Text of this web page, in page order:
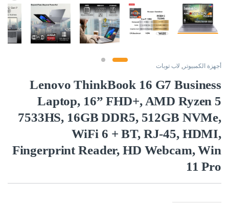
أجهزة الكمبيوتر , لاب توبات
Lenovo ThinkBook 16 G7 Business
Laptop, 16” FHD+, AMD Ryzen 5
7533HS, 16GB DDR5, 512GB NVMe,
WiFi 6 + BT, RJ-45, HDMI,
Fingerprint Reader, HD Webcam, Win
11 Pro